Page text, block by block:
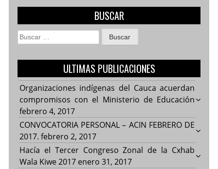
BUSCAR
Buscar:
ULTIMAS PUBLICACIONES
Organizaciones indígenas del Cauca acuerdan
compromisos con el Ministerio de Educación
febrero 4, 2017
CONVOCATORIA PERSONAL – ACIN FEBRERO DE
2017. febrero 2, 2017
Hacía el Tercer Congreso Zonal de la Cxhab
Wala Kiwe 2017 enero 31, 2017